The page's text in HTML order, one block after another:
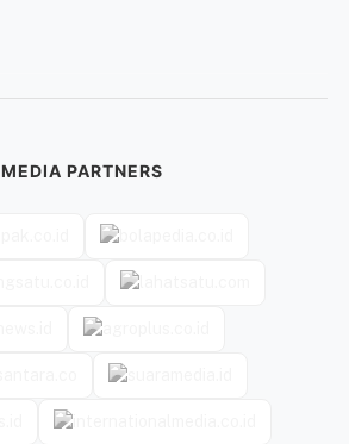
MEDIA PARTNERS